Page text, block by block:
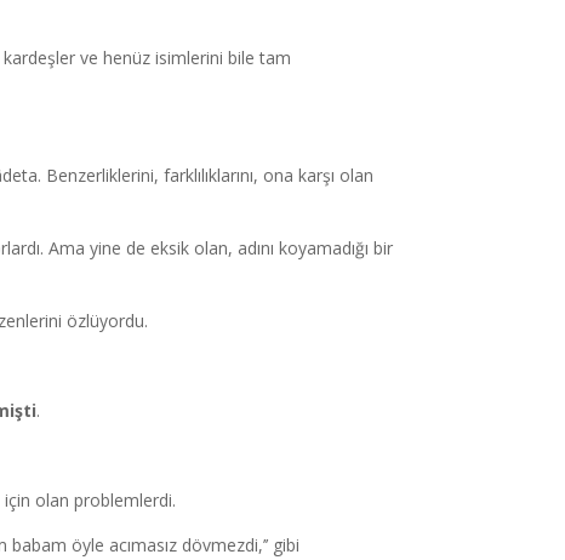
ve henüz isimlerini bile tam
Benzerliklerini, farklılıklarını, ona karşı olan
Ama yine de eksik olan, adını koyamadığı bir
özlüyordu.
.
için olan problemlerdi.
babam öyle acımasız dövmezdi,’’ gibi